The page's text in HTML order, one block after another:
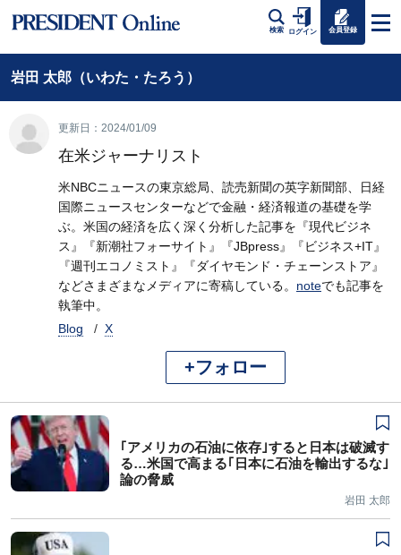
検索 ログイン 会員登録
岩田 太郎（いわた・たろう）
更新日：2024/01/09
在米ジャーナリスト
米NBCニュースの東京総局、読売新聞の英字新聞部、日経
国際ニュースセンターなどで金融・経済報道の基礎を学
ぶ。米国の経済を広く深く分析した記事を『現代ビジネ
ス』『新潮社フォーサイト』『JBpress』『ビジネス+IT』
『週刊エコノミスト』『ダイヤモンド・チェーンストア』
などさまざまなメディアに寄稿している。 noteでも記事を
執筆中。
Blog
X
+フォロー
｢アメリカの石油に依存｣すると日本は破滅す
る…米国で高まる｢日本に石油を輸出するな｣
論の脅威
岩田 太郎